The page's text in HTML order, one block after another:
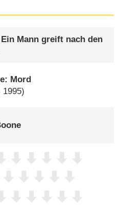
Ein Mann greift nach den
Mord
1995)